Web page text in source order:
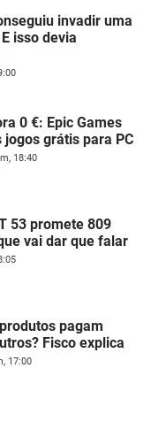
invadir uma
isso devia
0 €: Epic Games
grátis para PC
18:40
53 promete 809
vai dar que falar
pagam
Fisco explica
17:00